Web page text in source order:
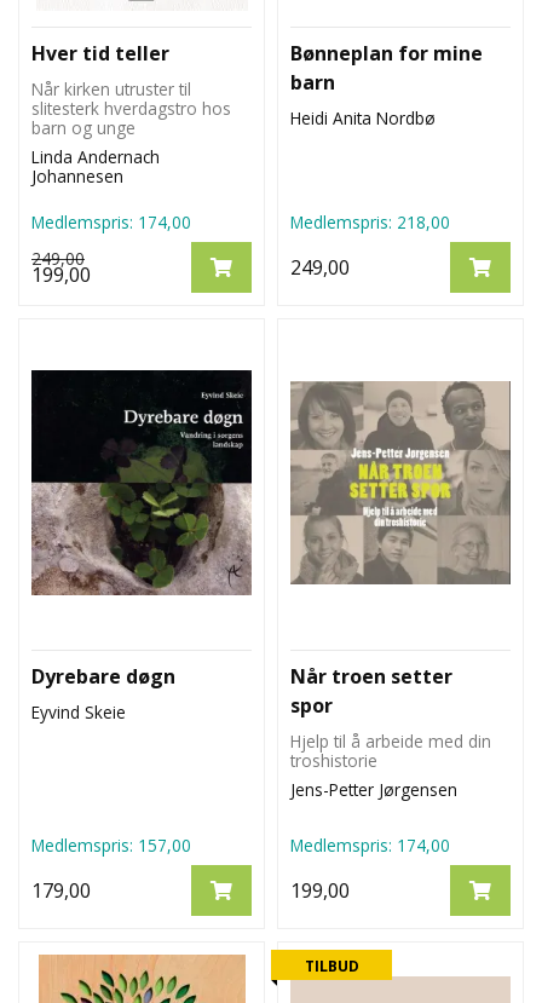
Hver tid teller
Når kirken utruster til
slitesterk hverdagstro hos
barn og unge
Linda Andernach
Johannesen
Medlemspris: 174,00
249,00
199,00
Bønneplan for mine
barn
Heidi Anita Nordbø
Medlemspris: 218,00
249,00
Dyrebare døgn
Eyvind Skeie
Medlemspris: 157,00
179,00
Når troen setter
spor
Hjelp til å arbeide med din
troshistorie
Jens-Petter Jørgensen
Medlemspris: 174,00
199,00
TILBUD